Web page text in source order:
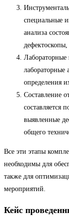
специальные
анализа
Лабораторные
лабораторные
определения
Составление
составляется
выявленные
общего
Все эти этапы
необходимы для
также для
мероприятий.
Кейс